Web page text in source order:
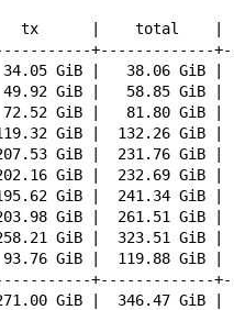
tx      |    total
+-------------
34.05 GiB |   38.06 GiB |
GiB |   58.85 GiB |
72.52 GiB |   81.80 GiB
GiB |  132.26 GiB |
GiB |  231.76 GiB |
GiB |  232.69 GiB
GiB |  241.34 GiB
GiB |  261.51 GiB |
GiB |  323.51 GiB |
GiB |  119.88 GiB |
+-------------
GiB |  346.47 GiB |